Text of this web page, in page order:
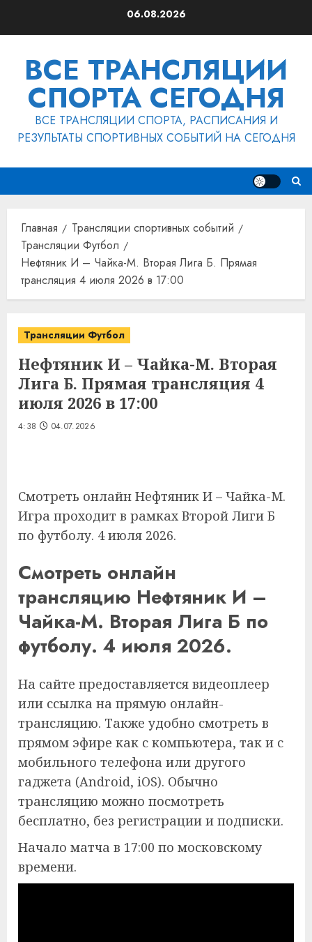
06.08.2026
ВСЕ ТРАНСЛЯЦИИ
СПОРТА СЕГОДНЯ
ВСЕ ТРАНСЛЯЦИИ СПОРТА, РАСПИСАНИЯ И
РЕЗУЛЬТАТЫ СПОРТИВНЫХ СОБЫТИЙ НА СЕГОДНЯ
Главная
Трансляции спортивных событий
Трансляции Футбол
Нефтяник И – Чайка-М. Вторая Лига Б. Прямая
трансляция 4 июля 2026 в 17:00
Трансляции Футбол
Нефтяник И – Чайка-М. Вторая
Лига Б. Прямая трансляция 4
июля 2026 в 17:00
4:38 04.07.2026
Смотреть онлайн Нефтяник И – Чайка-М.
Игра проходит в рамках Второй Лиги Б
по футболу. 4 июля 2026.
Смотреть онлайн
трансляцию Нефтяник И –
Чайка-М. Вторая Лига Б по
футболу. 4 июля 2026.
На сайте предоставляется видеоплеер
или ссылка на прямую онлайн-
трансляцию. Также удобно смотреть в
прямом эфире как с компьютера, так и с
мобильного телефона или другого
гаджета (Android, iOS). Обычно
трансляцию можно посмотреть
бесплатно, без регистрации и подписки.
Начало матча в 17:00 по московскому
времени.